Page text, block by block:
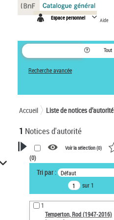
Espace personnel Aide
Tout
Recherche avancée
Accueil Liste de notices d’autorité
1 Notices d'autorité
VOTRE RECHERCHE
Recherche avancée dans les
notices d’autorité
Œuvres liées à l'auteur :
Temperton, Rod (1947-2016)
Voir la sélection (0)
(0)
Tri par : Défaut
sur 1
1
Temperton, Rod (1947-2016)
Panneau de gestion des cookies